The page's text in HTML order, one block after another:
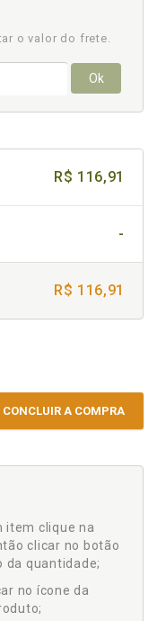
o valor do frete.
Ok
R$ 116,91
-
R$ 116,91
CONCLUIR A COMPRA
item clique na
clicar no botão
da quantidade;
no ícone da